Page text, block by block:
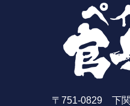
〒751-0829 下